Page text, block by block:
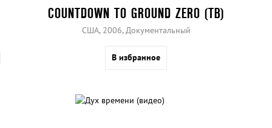
COUNTDOWN TO GROUND ZERO (ТВ)
США, 2006, Документальный
В избранное